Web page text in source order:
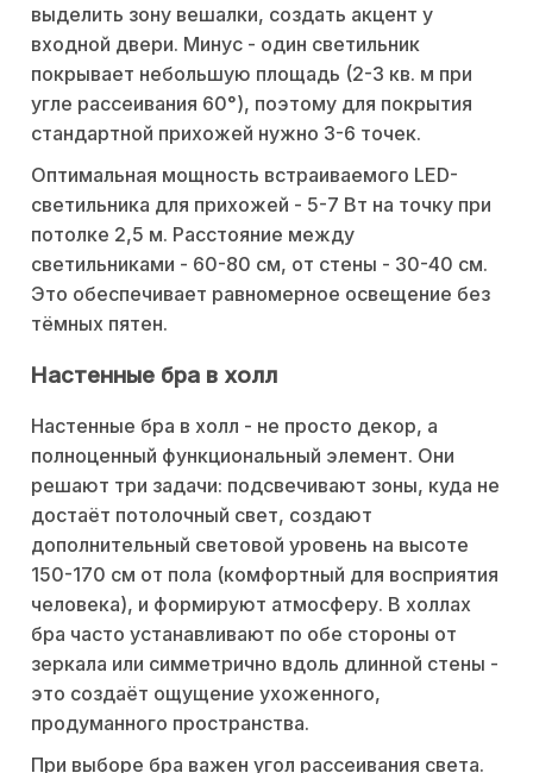
выделить зону вешалки, создать акцент у
входной двери. Минус - один светильник
покрывает небольшую площадь (2-3 кв. м при
угле рассеивания 60°), поэтому для покрытия
стандартной прихожей нужно 3-6 точек.
Оптимальная мощность встраиваемого LED-
светильника для прихожей - 5-7 Вт на точку при
потолке 2,5 м. Расстояние между
светильниками - 60-80 см, от стены - 30-40 см.
Это обеспечивает равномерное освещение без
тёмных пятен.
Настенные бра в холл
Настенные бра в холл - не просто декор, а
полноценный функциональный элемент. Они
решают три задачи: подсвечивают зоны, куда не
достаёт потолочный свет, создают
дополнительный световой уровень на высоте
150-170 см от пола (комфортный для восприятия
человека), и формируют атмосферу. В холлах
бра часто устанавливают по обе стороны от
зеркала или симметрично вдоль длинной стены -
это создаёт ощущение ухоженного,
продуманного пространства.
При выборе бра важен угол рассеивания света.